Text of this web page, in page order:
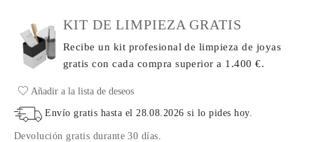
KIT DE LIMPIEZA GRATIS
Recibe un kit profesional de limpieza de joyas
gratis con cada comprasuperior a 1.400 €.
Añadir a la lista de deseos
Envío gratis hasta el28.08.2026 si lo pides hoy.
Devolución gratis durante 30 días.